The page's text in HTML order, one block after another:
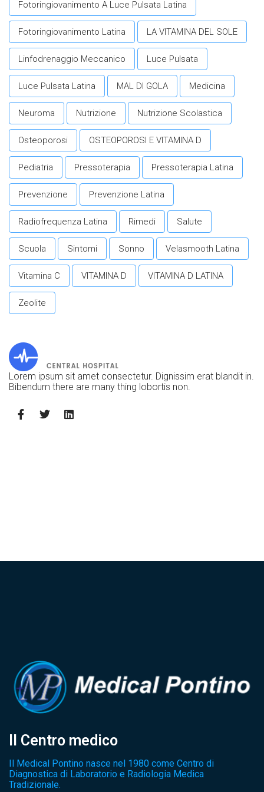
Fotoringiovanimento A Luce Pulsata Latina
Fotoringiovanimento Latina LA VITAMINA DEL SOLE
Linfodrenaggio Meccanico Luce Pulsata
Luce Pulsata Latina MAL DI GOLA Medicina
Neuroma Nutrizione Nutrizione Scolastica
Osteoporosi OSTEOPOROSI E VITAMINA D
Pediatria Pressoterapia Pressoterapia Latina
Prevenzione Prevenzione Latina
Radiofrequenza Latina Rimedi Salute
Scuola Sintomi Sonno Velasmooth Latina
Vitamina C VITAMINA D VITAMINA D LATINA
Zeolite
Lorem ipsum sit amet consectetur. Dignissim erat blandit in.
Bibendum there are many thing lobortis non.
Il Centro medico
Il Medical Pontino nasce nel 1980 come Centro di
Diagnostica di Laboratorio e Radiologia Medica
Tradizionale.